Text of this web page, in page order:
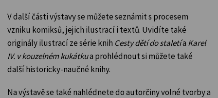
V další části výstavy se můžete seznámit s procesem
vzniku komiksů, jejich ilustrací i textů. Uvidíte také
originály ilustrací ze série knih Cesty dětí do staletía Karel
IV. v kouzelném kukátkua prohlédnout si můžete také
další historicky-naučné knihy.
Na výstavě se také nahlédnete do autorčiny volné tvorby a